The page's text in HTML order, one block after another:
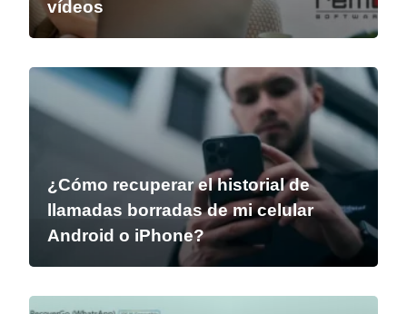
vídeos
¿Cómo recuperar el historial de
llamadas borradas de mi celular
Android o iPhone?